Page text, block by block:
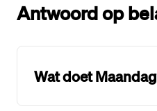
Antwoord op
Wat doet